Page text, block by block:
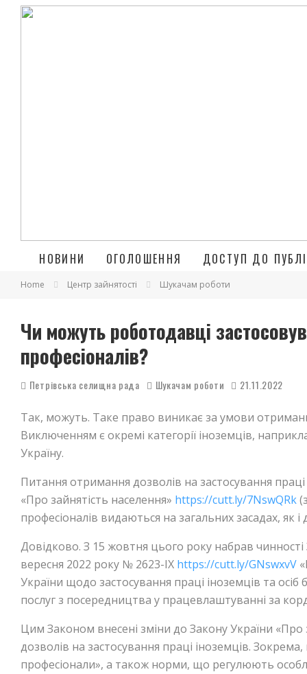
НОВИНИ ОГОЛОШЕННЯ ДОСТУП ДО
Home Центр зайнятості Шукачам роботи
Чи можуть роботодавці
професіоналів?
Петрівська селищна рада Шукачам роботи 21.11.2022
Так, можуть. Таке право виникає за умови
Виключенням є окремі категорії іноземців,
Україну.
Питання отримання дозволів на застосування
«Про зайнятість населення» https://cutt.ly/7NswQRk
професіоналів видаються на загальних засадах, як і
Довідково. З 15 жовтня цього року набрав
вересня 2022 року № 2623-IX https://cutt.ly/GNswxvV
України щодо застосування праці іноземців та осіб
послуг з посередництва у працевлаштуванні за
Цим Законом внесені зміни до Закону України «Про
дозволів на застосування праці іноземців.
професіонали», а також норми, що регулюють